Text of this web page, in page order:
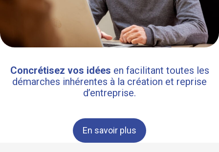
Concrétisez vos idées en facilitant toutes les
démarches inhérentes à la création et reprise
d’entreprise.
En savoir plus